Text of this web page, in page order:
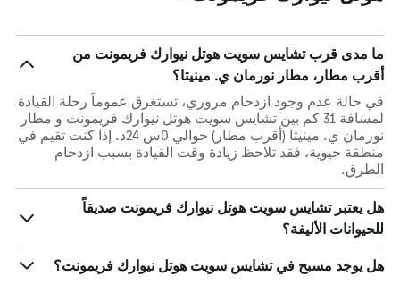
ما مدى قرب تشايس سويت هوتل نيوارك فريمونت من
أقرب مطار، مطار نورمان ي. مينيتا؟
في حالة عدم وجود ازدحام مروري، تستغرق عموماً رحلة القيادة
لمسافة 31 كم بين تشايس سويت هوتل نيوارك فريمونت و مطار
نورمان ي. مينيتا (أقرب مطار) حوالي 0س 24د. إذا كنت تقيم في
منطقة حيوية، فقد تلاحظ زيادة وقت القيادة بسبب ازدحام
الطرق.
هل يعتبر تشايس سويت هوتل نيوارك فريمونت صديقاً
للحيوانات الأليفة؟
هل يوجد مسبح في تشايس سويت هوتل نيوارك فريمونت؟